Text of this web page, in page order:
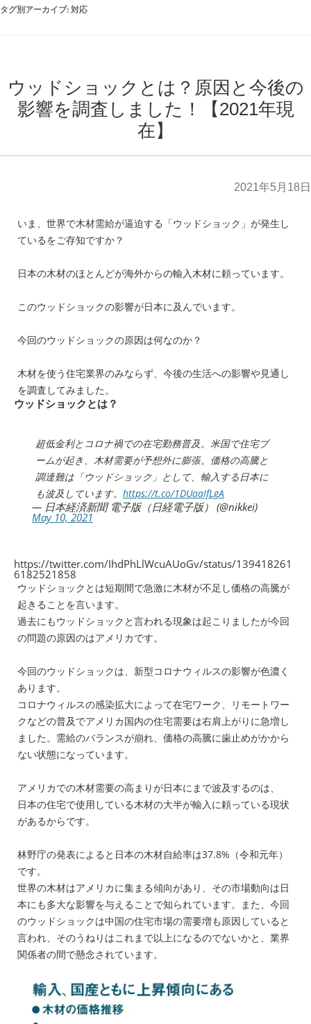
タグ別アーカイブ:対応
ウッドショックとは？原因と今後の
影響を調査しました！【2021年現
在】
2021年5月18日
いま、世界で木材需給が逼迫する「ウッドショック」が発生し
ているをご存知ですか？
日本の木材のほとんどが海外からの輸入木材に頼っています。
このウッドショックの影響が日本に及んでいます。
今回のウッドショックの原因は何なのか？
木材を使う住宅業界のみならず、今後の生活への影響や見通し
を調査してみました。
ウッドショックとは？
超低金利とコロナ禍での在宅勤務普及。米国で住宅ブ
ームが起き、木材需要が予想外に膨張。価格の高騰と
調達難は「ウッドショック」として、輸入する日本に
も波及しています。https://t.co/1DUaaIfLgA
— 日本経済新聞 電子版（日経電子版） (@nikkei)
May 10, 2021
https://twitter.com/IhdPhLlWcuAUoGv/status/139418261
6182521858
ウッドショックとは短期間で急激に木材が不足し価格の高騰が
起きることを言います。
過去にもウッドショックと言われる現象は起こりましたが今回
の問題の原因のはアメリカです。
今回のウッドショックは、新型コロナウィルスの影響が色濃く
あります。
コロナウィルスの感染拡大によって在宅ワーク、リモートワー
クなどの普及でアメリカ国内の住宅需要は右肩上がりに急増し
ました。需給のバランスが崩れ、価格の高騰に歯止めがかから
ない状態になっています。
アメリカでの木材需要の高まりが日本にまで波及するのは、
日本の住宅で使用している木材の大半が輸入に頼っている現状
があるからです。
林野庁の発表によると日本の木材自給率は37.8%（令和元年）
です。
世界の木材はアメリカに集まる傾向があり、その市場動向は日
本にも多大な影響を与えることで知られています。また、今回
のウッドショックは中国の住宅市場の需要増も原因していると
言われ、そのうねりはこれまで以上になるのでないかと、業界
関係者の間で懸念されています。